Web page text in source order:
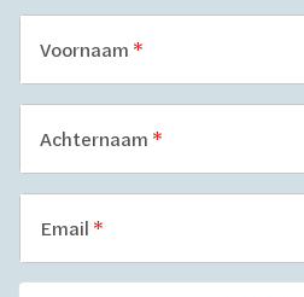
Voornaam
Achternaam
Email